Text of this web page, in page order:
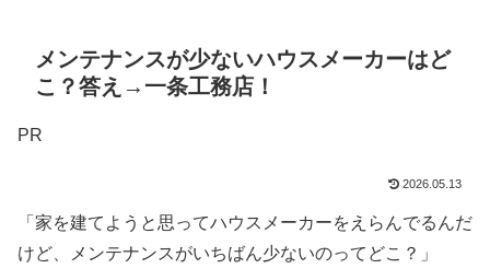
メンテナンスが少ないハウスメーカーはど
こ？答え→一条工務店！
PR
2026.05.13
「家を建てようと思ってハウスメーカーをえらんでるんだ
けど、メンテナンスがいちばん少ないのってどこ？」